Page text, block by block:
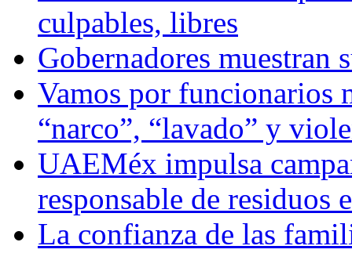
culpables, libres
Gobernadores muestran
Vamos por funcionarios
“narco”, “lavado” y
UAEMéx impulsa
responsable de residuos
La confianza de las